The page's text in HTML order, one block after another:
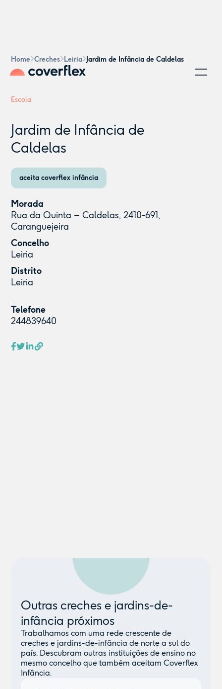
Home Creches Leiria Jardim de Infância de Caldelas
Escola
Jardim de Infância de
Caldelas
aceita coverflex infância
Morada
Rua da Quinta – Caldelas, 2410-691,
Caranguejeira
Concelho
Leiria
Distrito
Leiria
Telefone
244839640
Outras creches e jardins-de-
infância próximos
Trabalhamos com uma rede crescente de
creches e jardins-de-infância de norte a sul do
país. Descubram outras instituições de ensino no
mesmo concelho que também aceitam Coverflex
Infância.